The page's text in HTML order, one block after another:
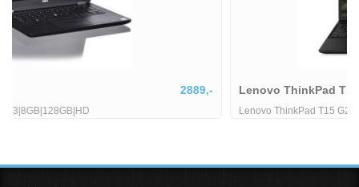
13598,-
Lenovo ThinkPad T15 G2 stav B Intel Core i7-1185G7 30 GHz 32GB